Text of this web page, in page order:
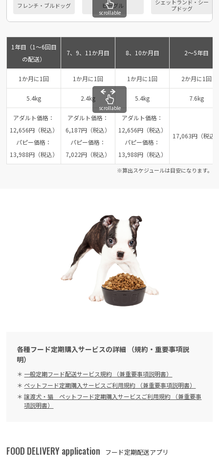
フレンチ・ブルドッグ ビーグル
シェットランド・シー
プドッグ
scrollable
1年目（1～6回目
の配送）
7、9、11か月目 8、10か月目 2～5年目
1か月に1回 1か月に1回 1か月に1回 2か月に1回
5.4kg 2.4kg 5.4kg 7.6kg
アダルト価格：
12,656円（税込）
パピー価格：
13,988円（税込）
アダルト価格：
6,187円（税込）
パピー価格：
7,022円（税込）
アダルト価格：
12,656円（税込）
パピー価格：
13,988円（税込）
17,063円（税込
scrollable
※算出スケジュールは目安になります。
各種フード定期購入サービスの詳細 （規約・重要事項説
明）
一般定期フード配送サービス規約 （兼重要事項説明書）
ペットフード定期購入サービスご利用規約 （兼重要事項説明書）
譲渡犬・猫 ペットフード定期購入サービスご利用規約 （兼重要事
項説明書）
FOOD DELIVERY application フード定期配送アプリ